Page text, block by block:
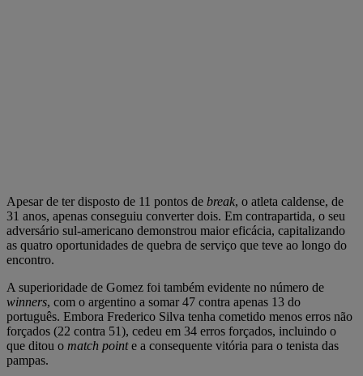
Apesar de ter disposto de 11 pontos de break, o atleta caldense, de
31 anos, apenas conseguiu converter dois. Em contrapartida, o seu
adversário sul-americano demonstrou maior eficácia, capitalizando
as quatro oportunidades de quebra de serviço que teve ao longo do
encontro.
A superioridade de Gomez foi também evidente no número de
winners, com o argentino a somar 47 contra apenas 13 do
português. Embora Frederico Silva tenha cometido menos erros não
forçados (22 contra 51), cedeu em 34 erros forçados, incluindo o
que ditou o match pointe a consequente vitória para o tenista das
pampas.